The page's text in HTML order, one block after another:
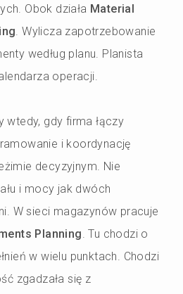
Obok działa Material
. Wylicza zapotrzebowanie
według planu. Planista
operacji.
wtedy, gdy firma łączy
i koordynację
decyzyjnym. Nie
i mocy jak dwóch
W sieci magazynów pracuje
Planning. Tu chodzi o
w wielu punktach. Chodzi
zgadzała się z